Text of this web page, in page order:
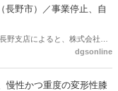
長野市）／事業停止、自
野支店によると、株式会社浅
止し、自己破産申請の準備に
dgsonline
慢性かつ重度の変形性膝